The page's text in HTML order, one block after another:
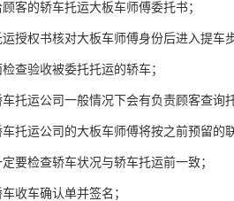
客的轿车托运大板车师傅委托书；
授权书核对大板车师傅身份后进入提车步
查验收被委托托运的轿车；
托运公司一般情况下会有负责顾客查询
托运公司的大板车师傅将按之前预留的
要检查轿车状况与轿车托运前一致；
收车确认单并签名；